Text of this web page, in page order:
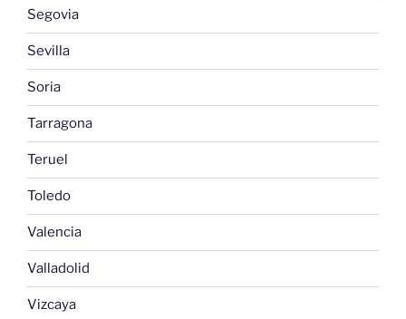
Segovia
Sevilla
Soria
Tarragona
Teruel
Toledo
Valencia
Valladolid
Vizcaya